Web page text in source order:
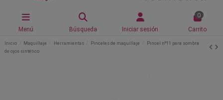
Menú Búsqueda Iniciar sesión
0
Carrito
Inicio Maquillaje Herramientas Pinceles de maquillaje
Pincel nº11 para sombra
de ojos sintético